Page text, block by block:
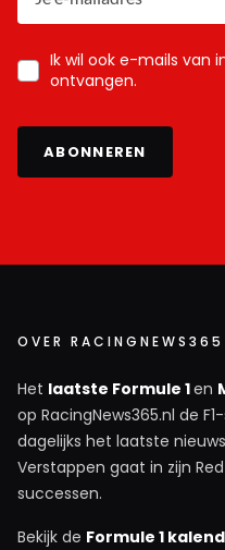
Ik wil ook e-mails van
ontvangen.
ABONNEREN
OVER RACINGNEWS365
Het laatste Formule 1en
op RacingNews365.nl de
dagelijks het laatste
Verstappen gaat in zijn
successen.
Bekijk de Formule 1